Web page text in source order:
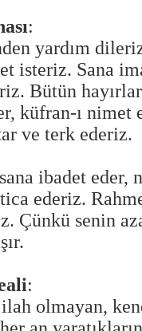
:
yardım
isteriz. Sana
Bütün
küfran-ı nimet
ve terk ederiz.
ibadet eder,
ederiz.
Çünkü senin
:
olmayan,